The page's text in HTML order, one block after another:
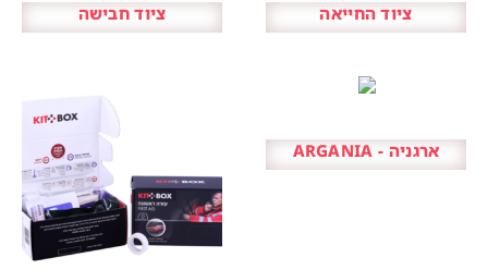
ציוד החייאה ציוד חבישה
ארגניה - ARGANIA